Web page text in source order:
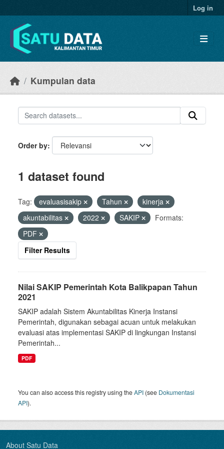
Log in
Kumpulan data
Order by
1 dataset found
Tag: evaluasisakip Tahun
kinerja
akuntabilitas
2022 SAKIP
Formats:
PDF
Filter Results
Nilai SAKIP Pemerintah Kota Balikpapan Tahun
2021
SAKIP adalah Sistem Akuntabilitas Kinerja Instansi
Pemerintah, digunakan sebagai acuan untuk melakukan
evaluasi atas implementasi SAKIP di lingkungan Instansi
Pemerintah...
PDF
You can also access this registry using theAPI (see Dokumentasi
API).
About Satu Data